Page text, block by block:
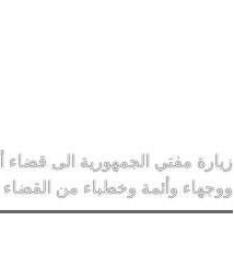
زيارة مفتي الجمهورية الى
ووجهاء وأئمة وخطباء من القضاء